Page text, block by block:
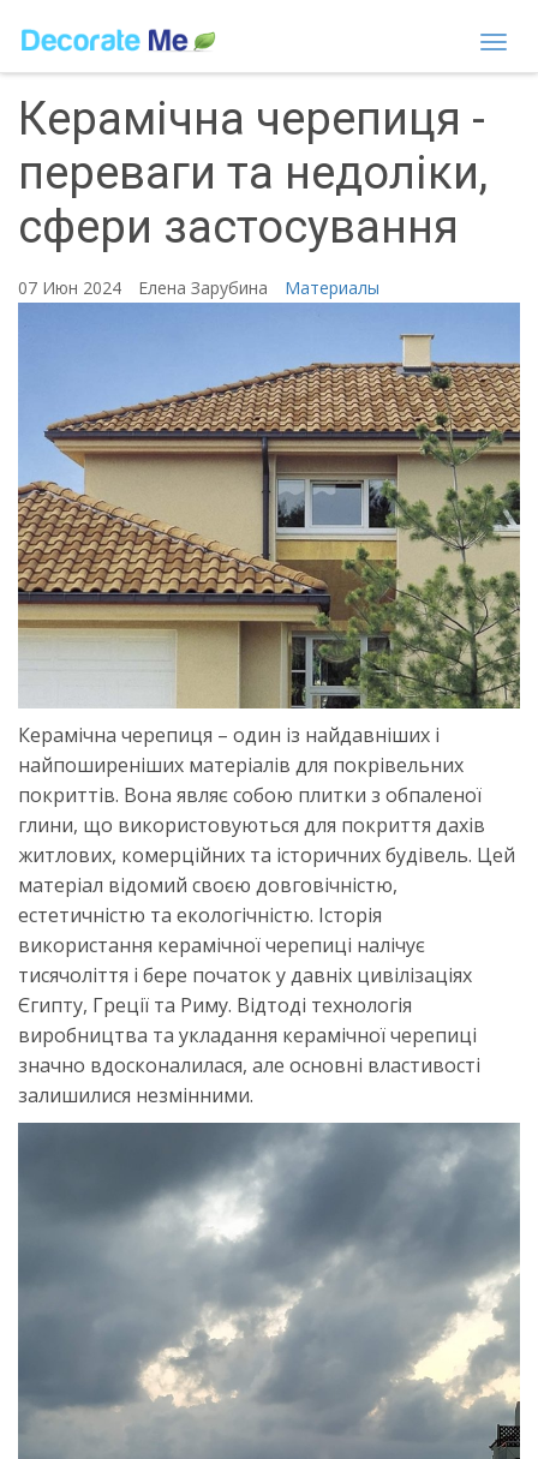
Керамічна черепиця -
переваги та недоліки,
сфери застосування
07 Июн 2024 Елена Зарубина Материалы
Керамічна черепиця – один із найдавніших і
найпоширеніших матеріалів для покрівельних
покриттів. Вона являє собою плитки з обпаленої
глини, що використовуються для покриття дахів
житлових, комерційних та історичних будівель. Цей
матеріал відомий своєю довговічністю,
естетичністю та екологічністю. Історія
використання керамічної черепиці налічує
тисячоліття і бере початок у давніх цивілізаціях
Єгипту, Греції та Риму. Відтоді технологія
виробництва та укладання керамічної черепиці
значно вдосконалилася, але основні властивості
залишилися незмінними.